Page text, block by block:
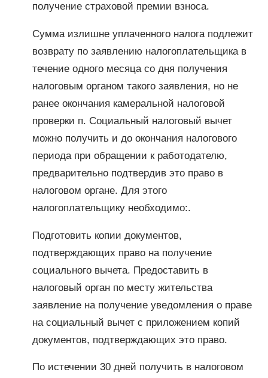
получение страховой премии взноса.
Сумма излишне уплаченного налога подлежит
возврату по заявлению налогоплательщика в
течение одного месяца со дня получения
налоговым органом такого заявления, но не
ранее окончания камеральной налоговой
проверки п. Социальный налоговый вычет
можно получить и до окончания налогового
периода при обращении к работодателю,
предварительно подтвердив это право в
налоговом органе. Для этого
налогоплательщику необходимо:.
Подготовить копии документов,
подтверждающих право на получение
социального вычета. Предоставить в
налоговый орган по месту жительства
заявление на получение уведомления о праве
на социальный вычет с приложением копий
документов, подтверждающих это право.
По истечении 30 дней получить в налоговом